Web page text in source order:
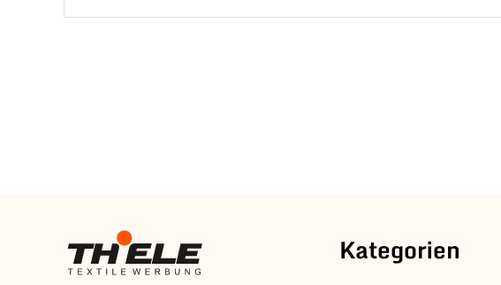
Kategorien